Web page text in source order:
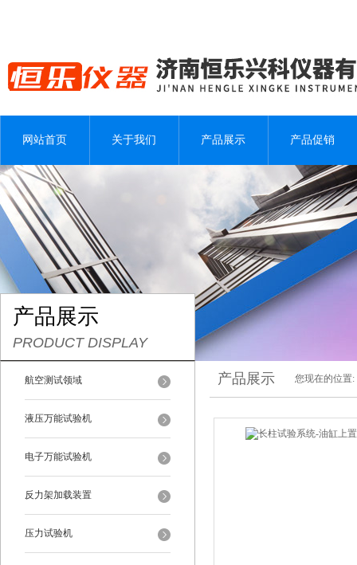
网站首页 关于我们 产品展示 产品促销
产品展示
PRODUCT DISPLAY
航空测试领域
液压万能试验机
电子万能试验机
反力架加载装置
压力试验机
产品展示 您现在的位置: